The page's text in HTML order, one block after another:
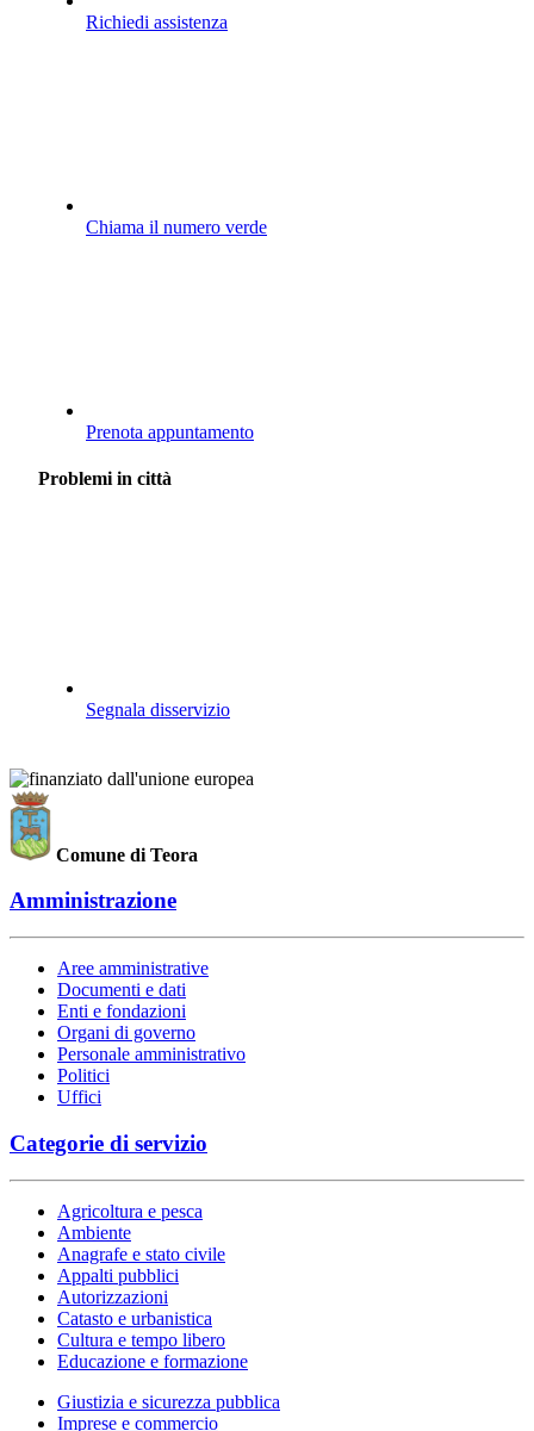
Richiedi assistenza
Chiama il numero verde
Prenota appuntamento
Problemi in città
Segnala disservizio
Comune di Teora
Amministrazione
Aree amministrative
Documenti e dati
Enti e fondazioni
Organi di governo
Personale amministrativo
Politici
Uffici
Categorie di servizio
Agricoltura e pesca
Ambiente
Anagrafe e stato civile
Appalti pubblici
Autorizzazioni
Catasto e urbanistica
Cultura e tempo libero
Educazione e formazione
Giustizia e sicurezza pubblica
Imprese e commercio